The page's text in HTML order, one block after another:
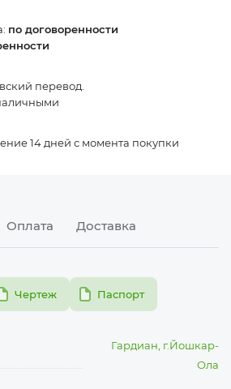
по договоренности
перевод.
14 дней с момента покупки
Оплата Доставка
pdfЧертеж pdfПаспорт
Гардиан, г.Йошкар-
Ола